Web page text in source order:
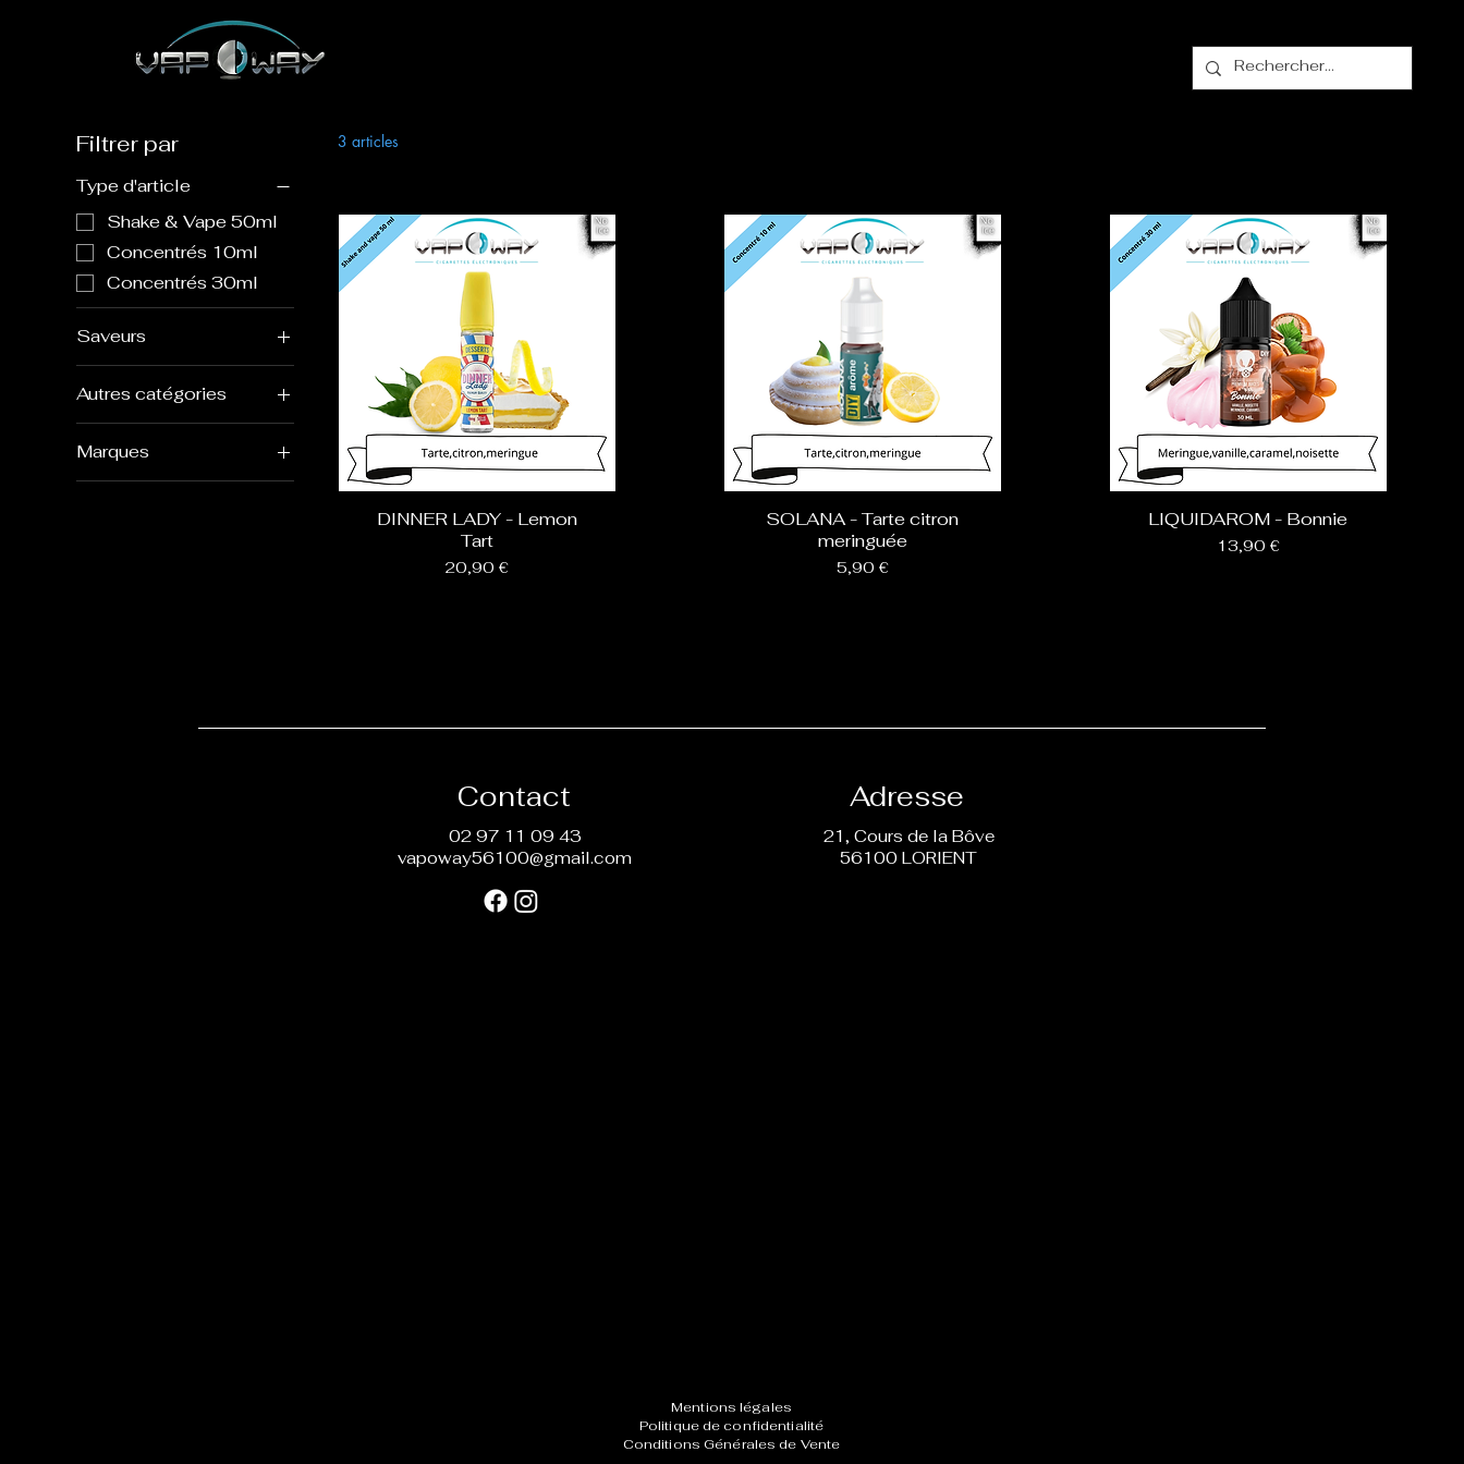
Filtrer par
Type d'article
Shake & Vape 50ml
Concentrés 10ml
Concentrés 30ml
Saveurs
Caramel
Citron jaune
Noisette
Autres catégories
Fruit
Gourmand
Marques
Dinner lady
3 articles
DINNER LADY - Lemon
Tart
Prix
20,90 €
SOLANA - Tarte citron
meringuée
Prix
5,90 €
LIQUIDAROM - Bonnie
Prix
13,90 €
Contact
02 97 11 09 43
vapoway56100@gmail.com
Adresse
21, Cours de la Bôve
56100 LORIENT
Mentions légales
Politique de confidentialité
Conditions Générales de Vente